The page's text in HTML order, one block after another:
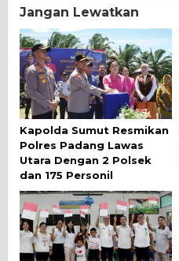
Jangan Lewatkan
Kapolda Sumut Resmikan
Polres Padang Lawas
Utara Dengan 2 Polsek
dan 175 Personil